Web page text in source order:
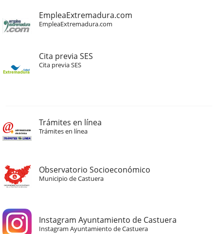
EmpleaExtremadura.com
EmpleaExtremadura.com
Cita previa SES
Cita previa SES
Trámites en línea
Trámites en línea
Observatorio Socioeconómico
Municipio de Castuera
Instagram Ayuntamiento de Castuera
Instagram Ayuntamiento de Castuera